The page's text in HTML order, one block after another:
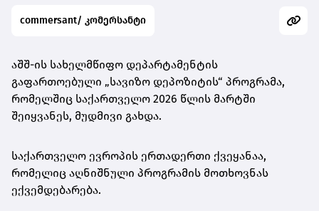
commersant/ კომერსანტი
აშშ-ის სახელმწიფო დეპარტამენტის
გაფართოებული „სავიზო დეპოზიტის“ პროგრამა,
რომელშიც საქართველო 2026 წლის მარტში
შეიყვანეს, მუდმივი გახდა.
საქართველო ევროპის ერთადერთი ქვეყანაა,
რომელიც აღნიშნული პროგრამის მოთხოვნას
ექვემდებარება.